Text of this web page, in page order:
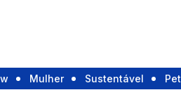
Mulher Sustentável Pet